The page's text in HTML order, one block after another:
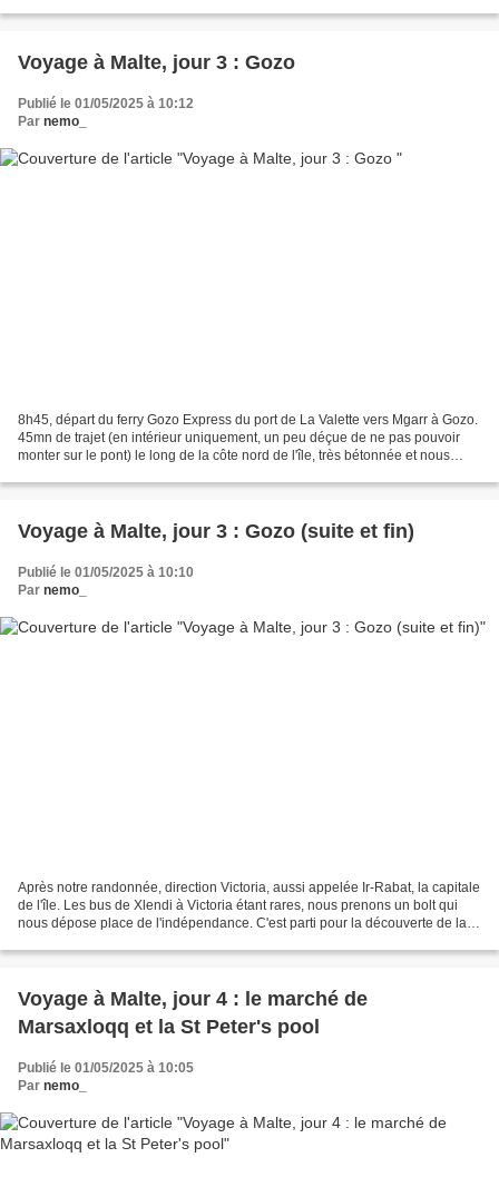
Voyage à Malte, jour 3 : Gozo
Publié le 01/05/2025 à 10:12
Par nemo_
8h45, départ du ferry Gozo Express du port de La Valette vers Mgarr à Gozo.
45mn de trajet (en intérieur uniquement, un peu déçue de ne pas pouvoir
monter sur le pont) le long de la côte nord de l'île, très bétonnée et nous
Voyage à Malte, jour 3 : Gozo (suite et fin)
Publié le 01/05/2025 à 10:10
Par nemo_
Après notre randonnée, direction Victoria, aussi appelée Ir-Rabat, la capitale
de l'île. Les bus de Xlendi à Victoria étant rares, nous prenons un bolt qui
nous dépose place de l'indépendance. C'est parti pour la découverte de la
Voyage à Malte, jour 4 : le marché de
Marsaxloqq et la St Peter's pool
Publié le 01/05/2025 à 10:05
Par nemo_